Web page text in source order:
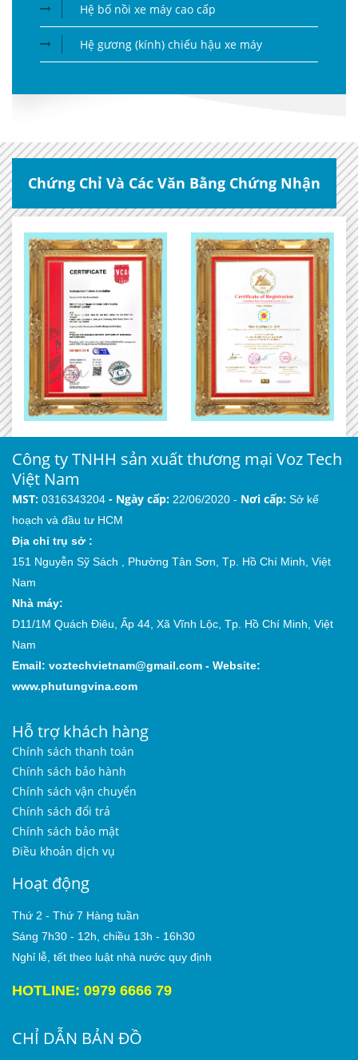
Hệ bố nồi xe máy cao cấp
Hệ gương (kính) chiếu hậu xe máy
Chứng Chỉ Và Các Văn Bằng Chứng Nhận
Công ty TNHH sản xuất thương mại Voz Tech
Việt Nam
MST: 0316343204 - Ngày cấp: 22/06/2020 - Nơi cấp: Sở kế
hoạch và đầu tư HCM
Địa chỉ trụ sở :
151 Nguyễn Sỹ Sách , Phường Tân Sơn, Tp. Hồ Chí Minh, Việt
Nam
Nhà máy:
D11/1M Quách Điêu, Ấp 44, Xã Vĩnh Lộc, Tp. Hồ Chí Minh, Việt
Nam
Email: voztechvietnam@gmail.com - Website:
www.phutungvina.com
Hỗ trợ khách hàng
Chính sách thanh toán
Chính sách bảo hành
Chính sách vận chuyển
Chính sách đổi trả
Chính sách bảo mật
Điều khoản dịch vụ
Hoạt động
Thứ 2 - Thứ 7 Hàng tuần
Sáng 7h30 - 12h, chiều 13h - 16h30
Nghỉ lễ, tết theo luật nhà nước quy định
HOTLINE: 0979 6666 79
CHỈ DẪN BẢN ĐỒ